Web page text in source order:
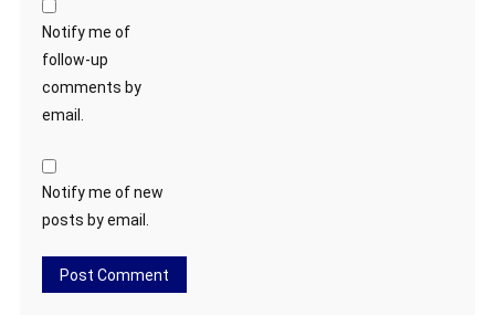
Notify me of
follow-up
comments by
email.
Notify me of new
posts by email.